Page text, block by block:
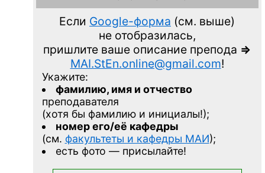
Если Google-форма (см. выше)
не отобразилась,
пришлите ваше описание препода =>
MAI.StEn.online@gmail.com!
Укажите:
фамилию, имя и отчество
преподавателя
(хотя бы фамилию и инициалы!);
номер его/её кафедры
(см. факультеты и кафедры МАИ);
есть фото — присылайте!